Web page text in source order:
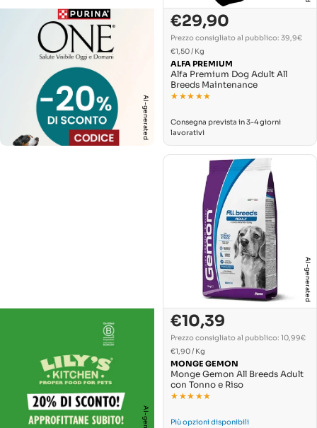
AI-generated
Prezzo
normale
€29,90
Prezzo consigliato al pubblico: 39,9€
PREZZO
UNITARIO
€1,50/ Per
Kg
ALFA PREMIUM
Alfa Premium Dog Adult All
Breeds Maintenance
★★★★★
★★★★★
Consegna prevista in 3-4 giorni
lavorativi
AI-generated
Prezzo
di
vendita
€10,39
normale
Prezzo consigliato al pubblico: 10,99€
PREZZO
UNITARIO
€1,90/ Per
Kg
MONGE GEMON
Monge Gemon All Breeds Adult
con Tonno e Riso
★★★★★
★★★★★
Più opzioni disponibili